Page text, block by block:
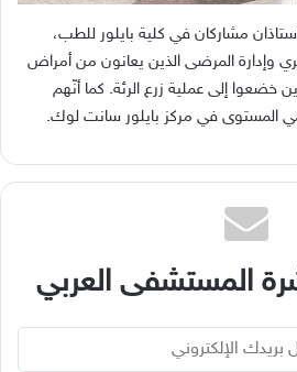
مشاركان في كلية بايلور للطب،
وإدارة المرضى الذين يعانون من أمراض
خضعوا إلى عملية زرع الرئة. كما أنّهم
المستوى في مركز بايلور سانت لوك.
المستشفى العربي